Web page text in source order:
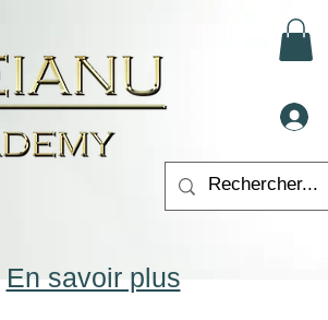
En savoir plus